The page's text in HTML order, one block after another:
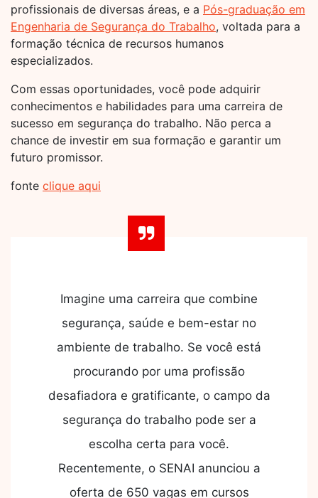
profissionais de diversas áreas, e a Pós-graduação em
Engenharia de Segurança do Trabalho, voltada para a
formação técnica de recursos humanos
especializados.
Com essas oportunidades, você pode adquirir
conhecimentos e habilidades para uma carreira de
sucesso em segurança do trabalho. Não perca a
chance de investir em sua formação e garantir um
futuro promissor.
fonte clique aqui
Imagine uma carreira que combine
segurança, saúde e bem-estar no
ambiente de trabalho. Se você está
procurando por uma profissão
desafiadora e gratificante, o campo da
segurança do trabalho pode ser a
escolha certa para você.
Recentemente, o SENAI anunciou a
oferta de 650 vagas em cursos